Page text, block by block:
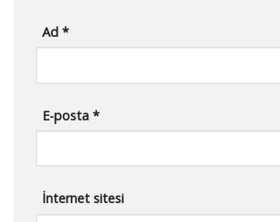
Ad*
E-posta*
İnternet sitesi